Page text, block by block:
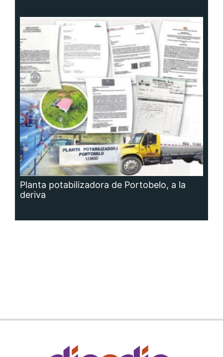
Planta potabilizadora de Portobelo, a la
deriva